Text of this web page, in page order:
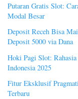
Putaran Gratis Slot:
Modal Besar
Deposit Receh Bisa
Deposit 5000 via Dana
Hoki Pagi Slot:
Indonesia 2025
Fitur Eksklusif
Terbaru